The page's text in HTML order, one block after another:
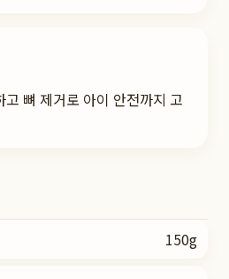
뼈 제거로 아이 안전까지 고
150g